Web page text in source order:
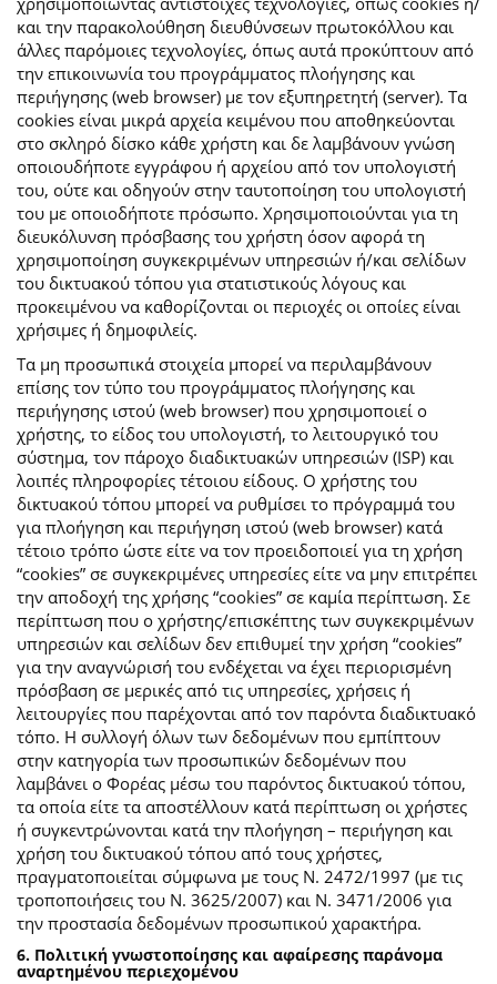
και την παρακολούθηση διευθύνσεων πρωτοκόλλου και
άλλες παρόμοιες τεχνολογίες, όπως αυτά προκύπτουν από
την επικοινωνία του προγράμματος πλοήγησης και
περιήγησης (web browser) με τον εξυπηρετητή (server). Τα
cookies είναι μικρά αρχεία κειμένου που αποθηκεύονται
στο σκληρό δίσκο κάθε χρήστη και δε λαμβάνουν γνώση
οποιουδήποτε εγγράφου ή αρχείου από τον υπολογιστή
του, ούτε και οδηγούν στην ταυτοποίηση του υπολογιστή
του με οποιοδήποτε πρόσωπο. Χρησιμοποιούνται για τη
διευκόλυνση πρόσβασης του χρήστη όσον αφορά τη
χρησιμοποίηση συγκεκριμένων υπηρεσιών ή/και σελίδων
του δικτυακού τόπου για στατιστικούς λόγους και
προκειμένου να καθορίζονται οι περιοχές οι οποίες είναι
χρήσιμες ή δημοφιλείς.
Τα μη προσωπικά στοιχεία μπορεί να περιλαμβάνουν
επίσης τον τύπο του προγράμματος πλοήγησης και
περιήγησης ιστού (web browser) που χρησιμοποιεί ο
χρήστης, το είδος του υπολογιστή, το λειτουργικό του
σύστημα, τον πάροχο διαδικτυακών υπηρεσιών (ISP) και
λοιπές πληροφορίες τέτοιου είδους. Ο χρήστης του
δικτυακού τόπου μπορεί να ρυθμίσει το πρόγραμμά του
για πλοήγηση και περιήγηση ιστού (web browser) κατά
τέτοιο τρόπο ώστε είτε να τον προειδοποιεί για τη χρήση
“cookies” σε συγκεκριμένες υπηρεσίες είτε να μην επιτρέπει
την αποδοχή της χρήσης “cookies” σε καμία περίπτωση. Σε
περίπτωση που ο χρήστης/επισκέπτης των συγκεκριμένων
υπηρεσιών και σελίδων δεν επιθυμεί την χρήση “cookies”
για την αναγνώρισή του ενδέχεται να έχει περιορισμένη
πρόσβαση σε μερικές από τις υπηρεσίες, χρήσεις ή
λειτουργίες που παρέχονται από τον παρόντα διαδικτυακό
τόπο. Η συλλογή όλων των δεδομένων που εμπίπτουν
στην κατηγορία των προσωπικών δεδομένων που
λαμβάνει ο Φορέας μέσω του παρόντος δικτυακού τόπου,
τα οποία είτε τα αποστέλλουν κατά περίπτωση οι χρήστες
ή συγκεντρώνονται κατά την πλοήγηση – περιήγηση και
χρήση του δικτυακού τόπου από τους χρήστες,
πραγματοποιείται σύμφωνα με τους Ν. 2472/1997 (με τις
τροποποιήσεις του Ν. 3625/2007) και Ν. 3471/2006 για
την προστασία δεδομένων προσωπικού χαρακτήρα.
6. Πολιτική γνωστοποίησης και αφαίρεσης παράνομα
αναρτημένου περιεχομένου